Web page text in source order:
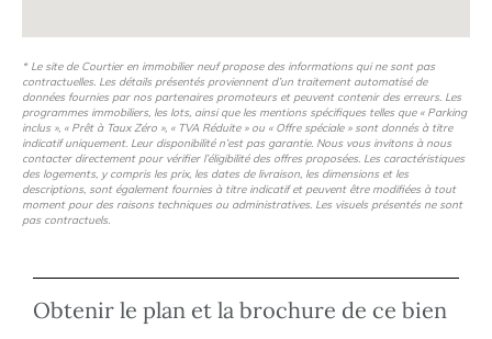
* Le site de Courtier en immobilier neuf propose des informations qui ne sont pas
contractuelles. Les détails présentés proviennent d’un traitement automatisé de
données fournies par nos partenaires promoteurs et peuvent contenir des erreurs. Les
programmes immobiliers, les lots, ainsi que les mentions spécifiques telles que « Parking
inclus », « Prêt à Taux Zéro », « TVA Réduite » ou « Offre spéciale » sont donnés à titre
indicatif uniquement. Leur disponibilité n’est pas garantie. Nous vous invitons à nous
contacter directement pour vérifier l’éligibilité des offres proposées. Les caractéristiques
des logements, y compris les prix, les dates de livraison, les dimensions et les
descriptions, sont également fournies à titre indicatif et peuvent être modifiées à tout
moment pour des raisons techniques ou administratives. Les visuels présentés ne sont
pas contractuels.
Obtenir le plan et la brochure de ce bien